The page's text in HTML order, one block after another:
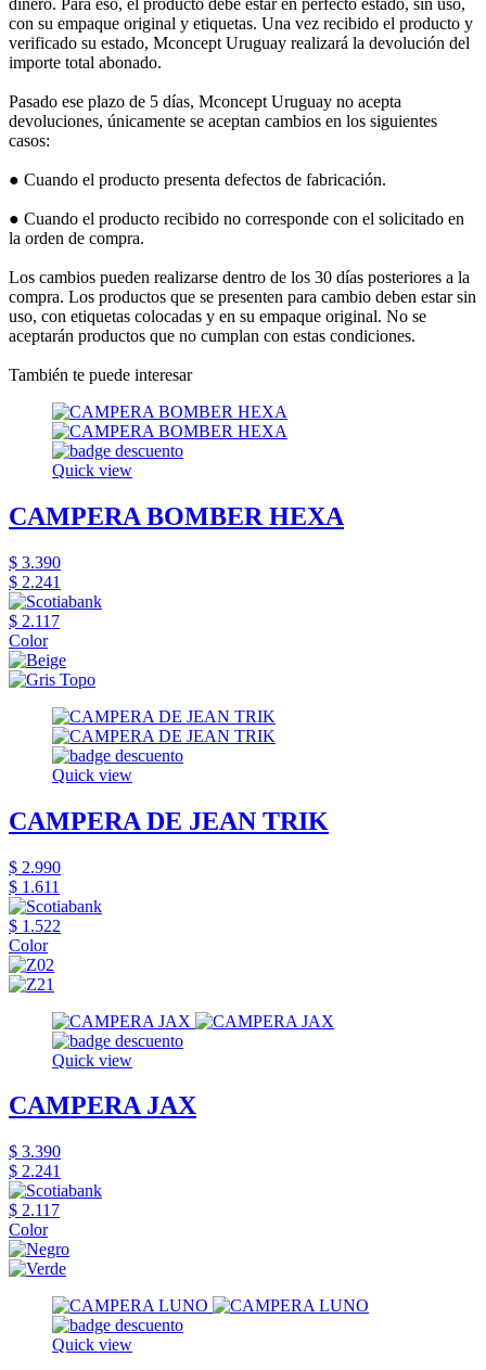
con su empaque original y etiquetas. Una vez recibido el producto y
verificado su estado, Mconcept Uruguay realizará la devolución del
importe total abonado.
Pasado ese plazo de 5 días, Mconcept Uruguay no acepta
devoluciones, únicamente se aceptan cambios en los siguientes
casos:
● Cuando el producto presenta defectos de fabricación.
● Cuando el producto recibido no corresponde con el solicitado en
la orden de compra.
Los cambios pueden realizarse dentro de los 30 días posteriores a la
compra. Los productos que se presenten para cambio deben estar sin
uso, con etiquetas colocadas y en su empaque original. No se
aceptarán productos que no cumplan con estas condiciones.
También te puede interesar
Quick view
CAMPERA BOMBER HEXA
$ 3.390
$ 2.241
$ 2.117
Color
Quick view
CAMPERA DE JEAN TRIK
$ 2.990
$ 1.611
$ 1.522
Color
Quick view
CAMPERA JAX
$ 3.390
$ 2.241
$ 2.117
Color
Quick view